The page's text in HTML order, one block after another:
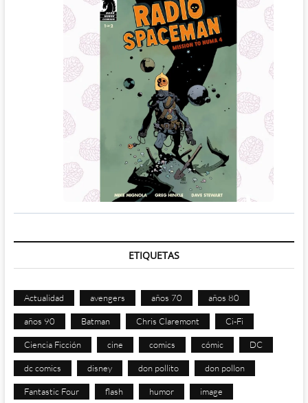
ETIQUETAS
Actualidad avengers años 70 años 80
años 90 Batman Chris Claremont Ci-Fi
Ciencia Ficción cine comics cómic DC
dc comics disney don pollito don pollon
Fantastic Four flash humor image